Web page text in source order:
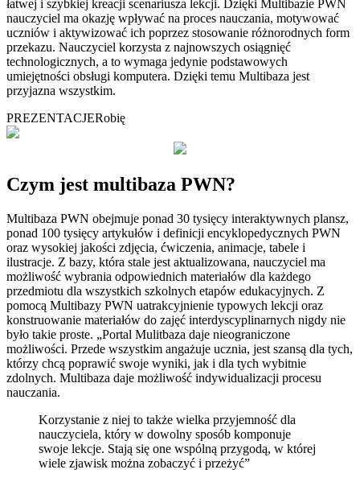
łatwej i szybkiej kreacji scenariusza lekcji. Dzięki Multibazie PWN
nauczyciel ma okazję wpływać na proces nauczania, motywować
uczniów i aktywizować ich poprzez stosowanie różnorodnych form
przekazu. Nauczyciel korzysta z najnowszych osiągnięć
technologicznych, a to wymaga jedynie podstawowych
umiejętności obsługi komputera. Dzięki temu Multibaza jest
przyjazna wszystkim.
PREZENTACJERobię
Czym jest multibaza PWN?
Multibaza PWN obejmuje ponad 30 tysięcy interaktywnych plansz,
ponad 100 tysięcy artykułów i definicji encyklopedycznych PWN
oraz wysokiej jakości zdjęcia, ćwiczenia, animacje, tabele i
ilustracje. Z bazy, która stale jest aktualizowana, nauczyciel ma
możliwość wybrania odpowiednich materiałów dla każdego
przedmiotu dla wszystkich szkolnych etapów edukacyjnych. Z
pomocą Multibazy PWN uatrakcyjnienie typowych lekcji oraz
konstruowanie materiałów do zajęć interdyscyplinarnych nigdy nie
było takie proste. „Portal Mulitbaza daje nieograniczone
możliwości. Przede wszystkim angażuje ucznia, jest szansą dla tych,
którzy chcą poprawić swoje wyniki, jak i dla tych wybitnie
zdolnych. Multibaza daje możliwość indywidualizacji procesu
nauczania.
Korzystanie z niej to także wielka przyjemność dla
nauczyciela, który w dowolny sposób komponuje
swoje lekcje. Stają się one wspólną przygodą, w której
wiele zjawisk można zobaczyć i przeżyć”